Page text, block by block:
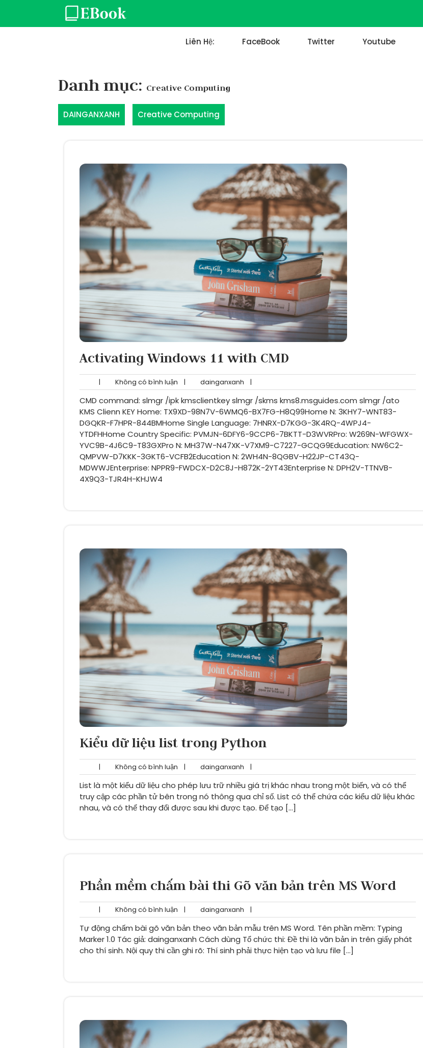
content
Liên Hệ:
FaceBook Twitter Youtube
Danh mục: Creative Computing
DAINGANXANH Creative Computing
Activating Windows 11 with CMD
| Không có bình luận Không
có
bình
luận
| dainganxanh dainganxanh
|
CMD command: slmgr /ipk kmsclientkey slmgr /skms kms8.msguides.com slmgr /ato
KMS Clienn KEY Home: TX9XD-98N7V-6WMQ6-BX7FG-H8Q99Home N: 3KHY7-WNT83-
DGQKR-F7HPR-844BMHome Single Language: 7HNRX-D7KGG-3K4RQ-4WPJ4-
YTDFHHome Country Specific: PVMJN-6DFY6-9CCP6-7BKTT-D3WVRPro: W269N-WFGWX-
YVC9B-4J6C9-T83GXPro N: MH37W-N47XK-V7XM9-C7227-GCQG9Education: NW6C2-
QMPVW-D7KKK-3GKT6-VCFB2Education N: 2WH4N-8QGBV-H22JP-CT43Q-
MDWWJEnterprise: NPPR9-FWDCX-D2C8J-H872K-2YT43Enterprise N: DPH2V-TTNVB-
4X9Q3-TJR4H-KHJW4
Kiểu dữ liệu list trong Python
| Không có bình luận Không
có
bình
luận
| dainganxanh dainganxanh
|
List là một kiểu dữ liệu cho phép lưu trữ nhiều giá trị khác nhau trong một biến, và có thể
truy cập các phần tử bên trong nó thông qua chỉ số. List có thể chứa các kiểu dữ liệu khác
nhau, và có thể thay đổi được sau khi được tạo. Để tạo […]
Phần mềm chấm bài thi Gõ văn bản trên MS Word
| Không có bình luận Không
có
bình
luận
| dainganxanh dainganxanh
|
Tự động chấm bài gõ văn bản theo văn bản mẫu trên MS Word. Tên phần mềm: Typing
Marker 1.0 Tác giả: dainganxanh Cách dùng Tổ chức thi: Đề thi là văn bản in trên giấy phát
cho thí sinh. Nội quy thi cần ghi rõ: Thí sinh phải thực hiện tạo và lưu file […]